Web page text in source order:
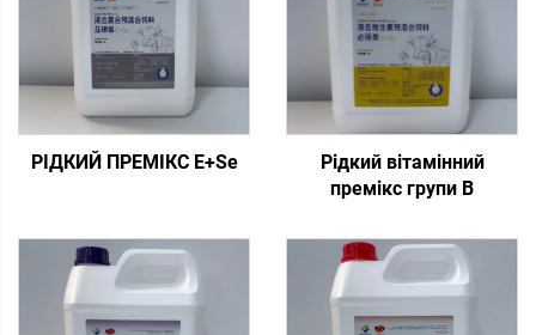
РІДКИЙ ПРЕМІКС E+Se
Рідкий вітамінний
премікс групи В